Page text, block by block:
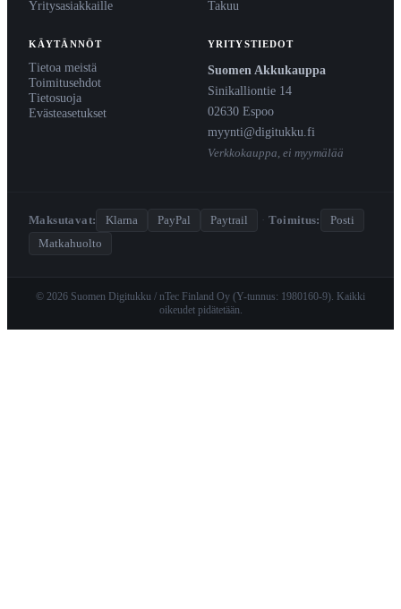
Yritysasiakkaille
Takuu
KÄYTÄNNÖT
Tietoa meistä
Toimitusehdot
Tietosuoja
Evästeasetukset
YRITYSTIEDOT
Suomen Akkukauppa
Sinikalliontie 14
02630 Espoo
myynti@digitukku.fi
Verkkokauppa, ei myymälää
Maksutavat: Klarna PayPal Paytrail · Toimitus:
Posti
Matkahuolto
© 2026 Suomen Digitukku / nTec Finland Oy (Y-tunnus: 1980160-9). Kaikki
oikeudet pidätetään.